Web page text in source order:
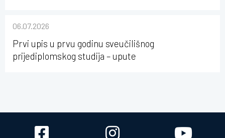
Osijeku
06.07.2026
Prvi upis u prvu godinu sveučilišnog
prijediplomskog studija – upute